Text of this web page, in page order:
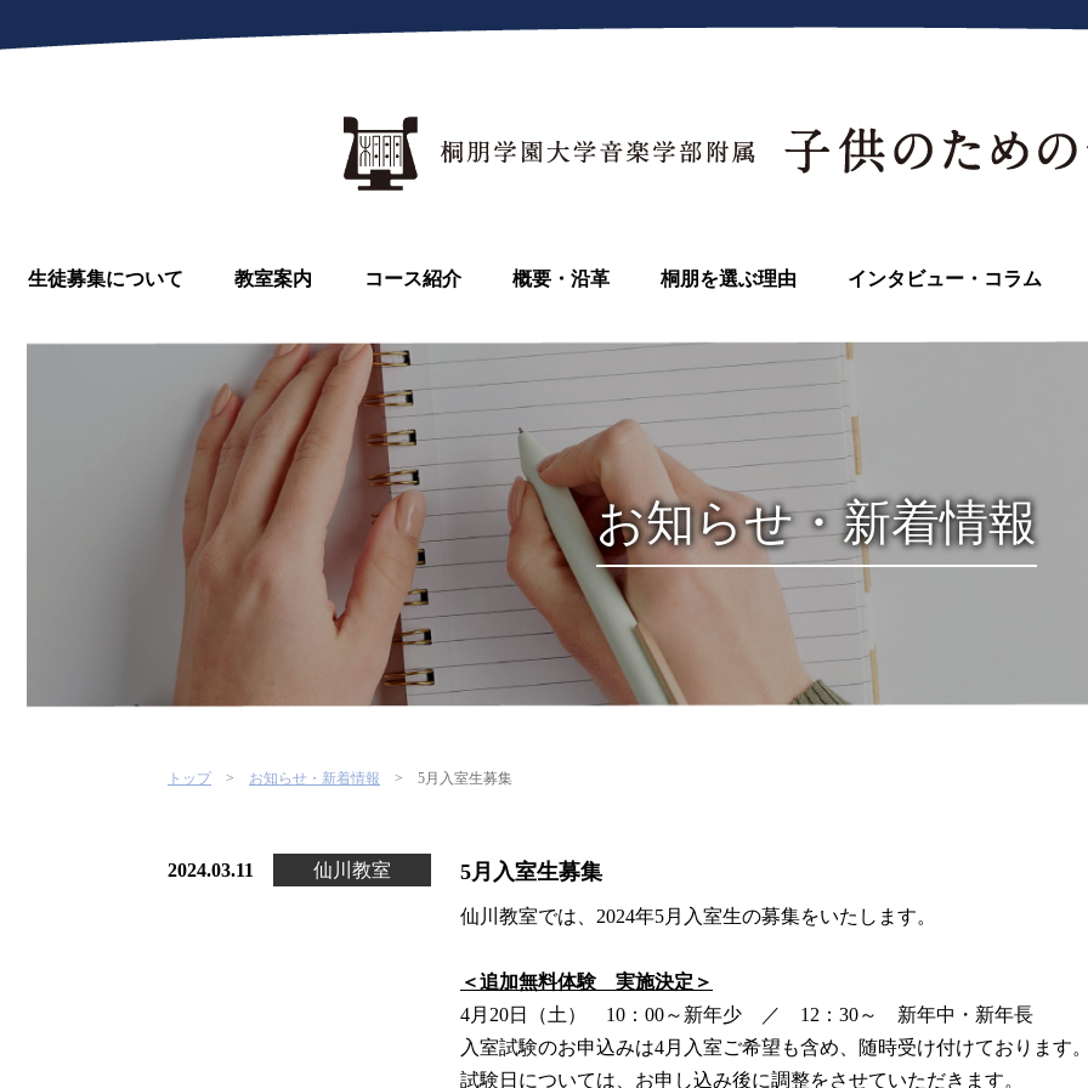
生徒募集について 教室案内 コース紹介 概要・沿革 桐朋を選ぶ理由 インタビュー・コラム
お知らせ・新着情報
トップ お知らせ・新着情報 5月入室生募集
2024.03.11 仙川教室 5月入室生募集
仙川教室では、2024年5月入室生の募集をいたします。
＜追加無料体験 実施決定＞
4月20日（土） 10：00～新年少 ／ 12：30～ 新年中・新年長
入室試験のお申込みは4月入室ご希望も含め、随時受け付けております
試験日については、お申し込み後に調整をさせていただきます。